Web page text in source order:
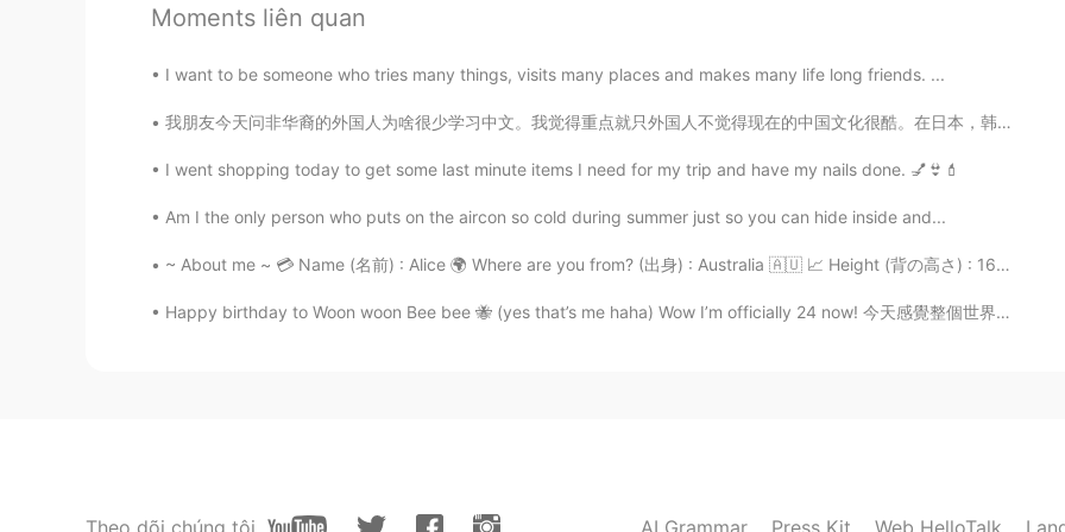
Thank you for your sharing.
Sun of beach 2019.05.23 15:03
Moments liên quan
I want to be someone who tries many things, visits many places and makes many life long friends. ...
我朋友今天问非华裔的外国人为啥很少学习中文。我觉得重点就只外国人不觉得现在的中国文化很酷。在日本，韩国，都可以听很有创意的音乐，看独一无二的电影，体验到他们的文化。中国电影我感觉到拍的很弱，音乐...
I went shopping today to get some last minute items I need for my trip and have my nails done. 💅👙💄
Am I the only person who puts on the aircon so cold during summer just so you can hide inside and...
~ About me ~ 💳 Name (名前) : Alice 🌍 Where are you from? (出身) : Australia 🇦🇺 📈 Height (背の高さ) : 160c...
Happy birthday to Woon woon Bee bee 🐝 (yes that’s me haha) Wow I’m officially 24 now! 今天感覺整個世界都對...
Theo dõi chúng tôi AI Grammar Press Kit Web HelloTalk